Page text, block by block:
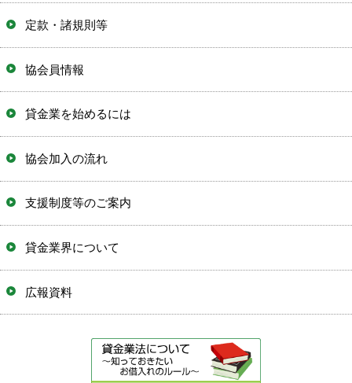
定款・諸規則等
協会員情報
貸金業を始めるには
協会加入の流れ
支援制度等のご案内
貸金業界について
広報資料